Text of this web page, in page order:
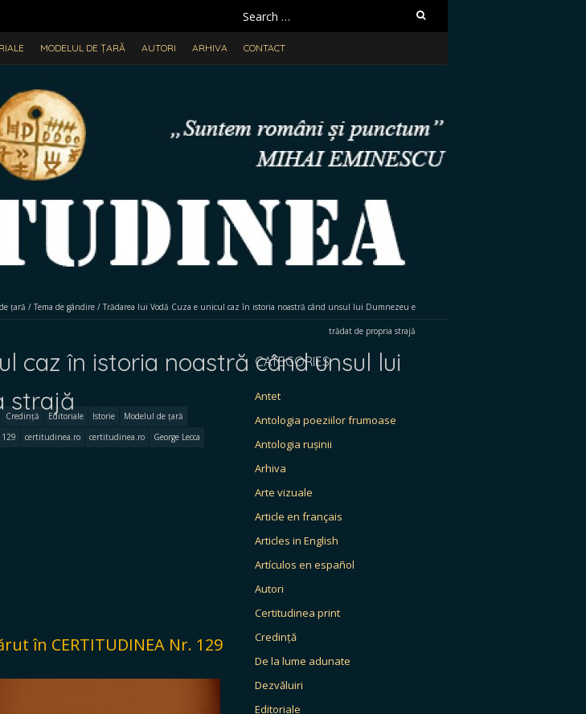
Search
for:
MODELUL DE ȚARĂ AUTORI ARHIVA CONTACT
țară / Tema de gândire / Trădarea lui Vodă Cuza e unicul caz în istoria noastră când unsul lui Dumnezeu e
trădat de propria strajă
caz în istoria noastră când unsul lui
strajă
Credință Editoriale Istorie
Modelul de țară
129 certitudinea.ro certitudinea.ro
George Lecca
în CERTITUDINEA Nr. 129
CATEGORIES
Antet
Antologia poeziilor frumoase
Antologia rușinii
Arhiva
Arte vizuale
Article en français
Articles in English
Artículos en español
Autori
Certitudinea print
Credință
De la lume adunate
Dezvăluiri
Editoriale